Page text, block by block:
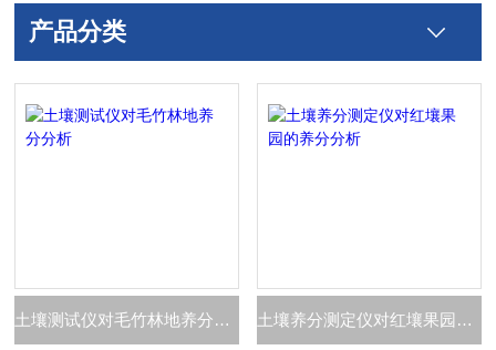
产品分类
土壤测试仪对毛竹林地养分分析 土壤养分测定仪对红壤果园的养分分析